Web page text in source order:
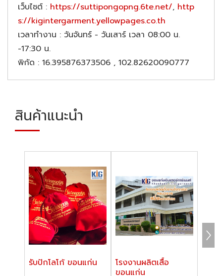
เว็บไซต์ : https://suttipongopng.6te.net/, http
s://kigintergarment.yellowpages.co.th
เวลาทำงาน : วันจันทร์ - วันเสาร์ เวลา 08:00 น.
-17:30 น.
พิกัด : 16.395876373506 , 102.82620090777
สินค้าแนะนำ
รับปักโลโก้ ขอนแก่น
โรงงานผลิตเสื้อ
ขอนแก่น